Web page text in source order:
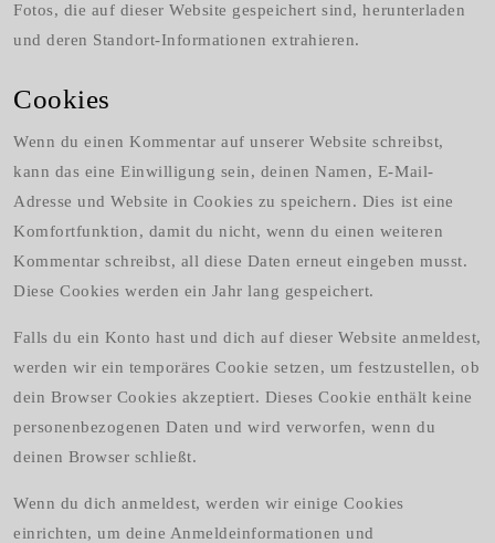
Fotos, die auf dieser Website gespeichert sind, herunterladen
und deren Standort-Informationen extrahieren.
Cookies
Wenn du einen Kommentar auf unserer Website schreibst,
kann das eine Einwilligung sein, deinen Namen, E-Mail-
Adresse und Website in Cookies zu speichern. Dies ist eine
Komfortfunktion, damit du nicht, wenn du einen weiteren
Kommentar schreibst, all diese Daten erneut eingeben musst.
Diese Cookies werden ein Jahr lang gespeichert.
Falls du ein Konto hast und dich auf dieser Website anmeldest,
werden wir ein temporäres Cookie setzen, um festzustellen, ob
dein Browser Cookies akzeptiert. Dieses Cookie enthält keine
personenbezogenen Daten und wird verworfen, wenn du
deinen Browser schließt.
Wenn du dich anmeldest, werden wir einige Cookies
einrichten, um deine Anmeldeinformationen und